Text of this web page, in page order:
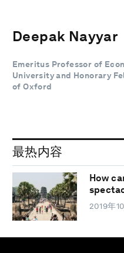
Deepak Nayyar
Emeritus Professor of
University and Honorary
of Oxford
最热内容
How
2019年